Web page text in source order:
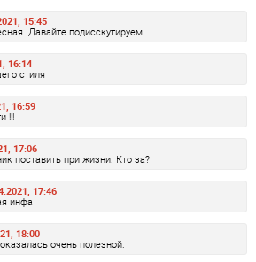
15:45
Давайте подисскутируем…
16:14
стиля
16:59
!!!
17:06
поставить при жизни. Кто за?
17:46
инфа
18:00
очень полезной.